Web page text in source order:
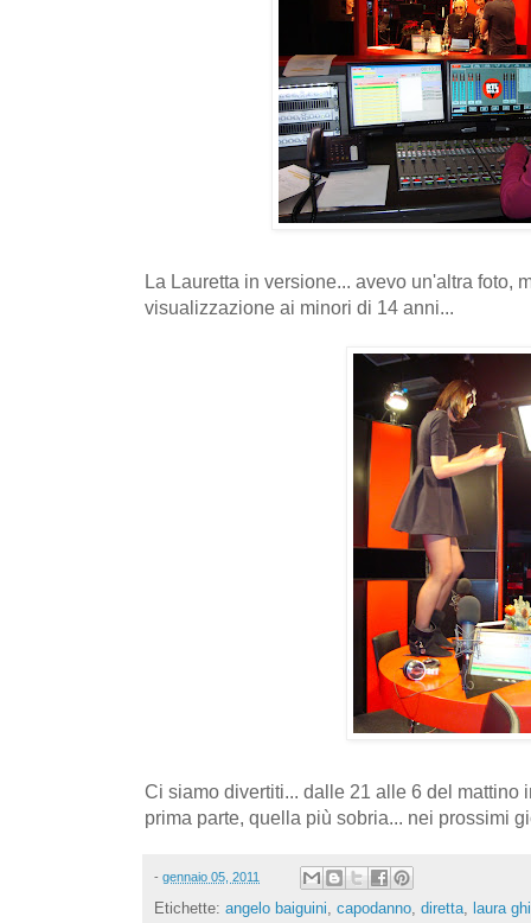
La Lauretta in versione... avevo un'altra foto,
visualizzazione ai minori di 14 anni...
Ci siamo divertiti... dalle 21 alle 6 del mattino
prima parte, quella più sobria... nei prossimi
- gennaio 05, 2011
Etichette: angelo baiguini, capodanno, diretta, laura